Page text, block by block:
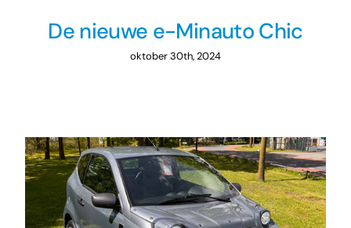
De nieuwe e-Minauto Chic
oktober 30th, 2024